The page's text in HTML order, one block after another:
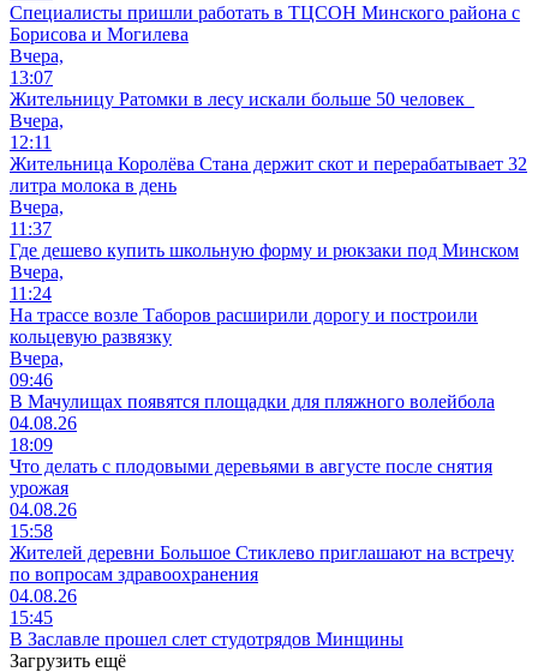
Специалисты пришли работать в ТЦСОН Минского района с
Борисова и Могилева
Вчера,
13:07
Жительницу Ратомки в лесу искали больше 50 человек
Вчера,
12:11
Жительница Королёва Стана держит скот и перерабатывает 32
литра молока в день
Вчера,
11:37
Где дешево купить школьную форму и рюкзаки под Минском
Вчера,
11:24
На трассе возле Таборов расширили дорогу и построили
кольцевую развязку
Вчера,
09:46
В Мачулищах появятся площадки для пляжного волейбола
04.08.26
18:09
Что делать с плодовыми деревьями в августе после снятия
урожая
04.08.26
15:58
Жителей деревни Большое Стиклево приглашают на встречу
по вопросам здравоохранения
04.08.26
15:45
В Заславле прошел слет студотрядов Минщины
Загрузить ещё